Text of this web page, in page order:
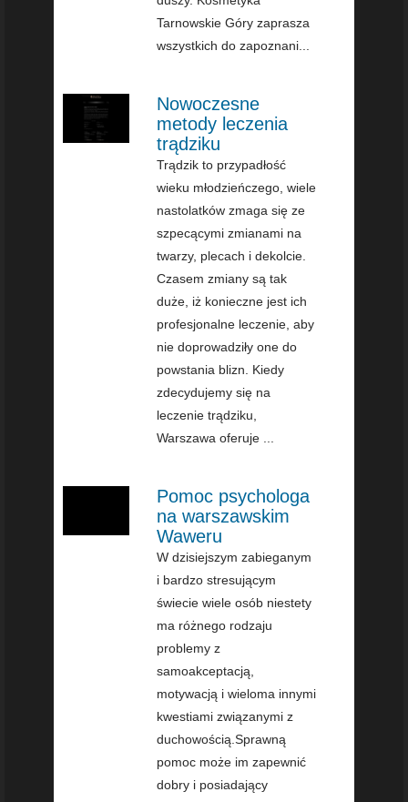
Tarnowskie Góry zaprasza
wszystkich do zapoznani...
Nowoczesne
metody leczenia
trądziku
Trądzik to przypadłość
wieku młodzieńczego, wiele
nastolatków zmaga się ze
szpecącymi zmianami na
twarzy, plecach i dekolcie.
Czasem zmiany są tak
duże, iż konieczne jest ich
profesjonalne leczenie, aby
nie doprowadziły one do
powstania blizn. Kiedy
zdecydujemy się na
leczenie trądziku,
Warszawa oferuje ...
Pomoc psychologa
na warszawskim
Waweru
W dzisiejszym zabieganym
i bardzo stresującym
świecie wiele osób niestety
ma różnego rodzaju
problemy z
samoakceptacją,
motywacją i wieloma innymi
kwestiami związanymi z
duchowością.Sprawną
pomoc może im zapewnić
dobry i posiadający